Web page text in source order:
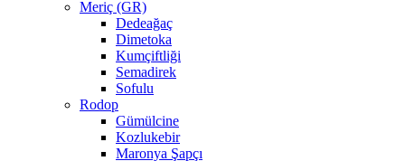
Meriç (GR)
Dedeağaç
Dimetoka
Kumçiftliği
Semadirek
Sofulu
Rodop
Gümülcine
Kozlukebir
Maronya Şapçı